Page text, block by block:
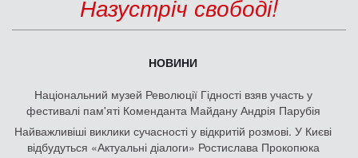
Назустріч свободі!
НОВИНИ
Національний музей Революції Гідності взяв участь у
фестивалі пам'яті Коменданта Майдану Андрія Парубія
Найважливіші виклики сучасності у відкритій розмові. У Києві
відбудуться «Актуальні діалоги» Ростислава Прокопюка